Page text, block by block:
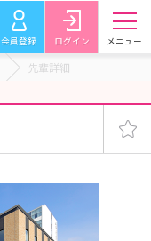
会員登録 ログイン メニュー
先輩詳細